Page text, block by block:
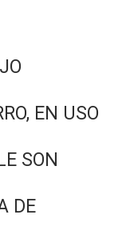
EN USO
SON
DE